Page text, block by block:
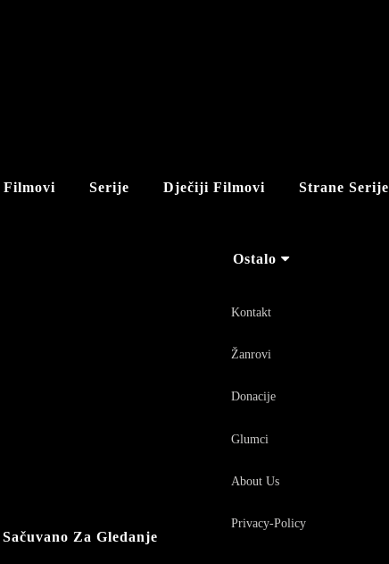
Filmovi Serije Dječiji Filmovi Strane Serije
Sačuvano Za Gledanje
Ostalo
Kontakt
Žanrovi
Donacije
Glumci
About Us
Privacy-Policy